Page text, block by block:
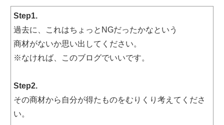
Step1.
過去に、これはちょっとNGだったかなという
商材がないか思い出してください。
※なければ、このブログでいいです。
Step2.
その商材から自分が得たものをむりくり考えてくださ
い。